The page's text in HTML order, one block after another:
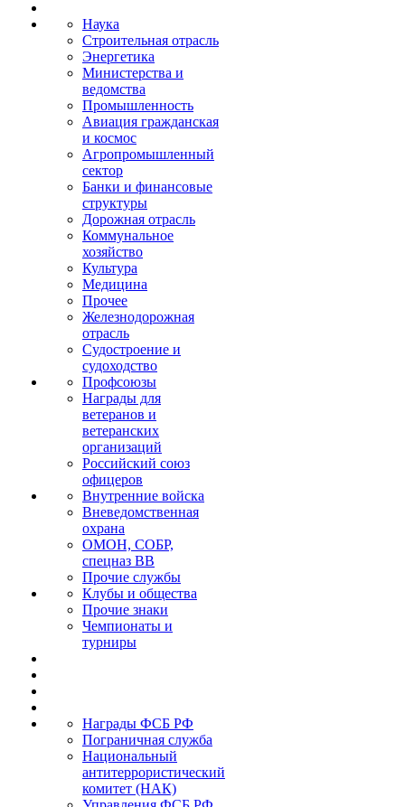
Наука
Строительная отрасль
Энергетика
Министерства и
ведомства
Промышленность
Авиация гражданская
и космос
Агропромышленный
сектор
Банки и финансовые
структуры
Дорожная отрасль
Коммунальное
хозяйство
Культура
Медицина
Прочее
Железнодорожная
отрасль
Судостроение и
судоходство
Профсоюзы
Награды для
ветеранов и
ветеранских
организаций
Российский союз
офицеров
Внутренние войска
Вневедомственная
охрана
ОМОН, СОБР,
спецназ ВВ
Прочие службы
Клубы и общества
Прочие знаки
Чемпионаты и
турниры
Награды ФСБ РФ
Пограничная служба
Национальный
антитеррористический
комитет (НАК)